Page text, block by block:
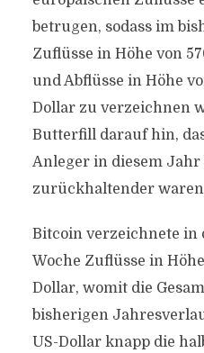
betrugen, sodass im
Zuflüsse in Höhe von
und Abflüsse in Höhe
Dollar zu verzeichnen
Butterfill darauf hin,
Anleger in diesem
zurückhaltender
Bitcoin verzeichnete in
Woche Zuflüsse in
Dollar, womit die
bisherigen
US-Dollar knapp die